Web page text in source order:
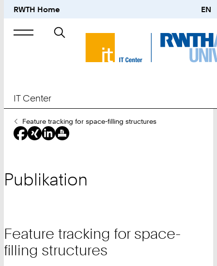
RWTH Home EN
Suche
nach
IT Center
Sie
sind
hier:
Feature tracking for space-filling structures
Publikation
Feature tracking for space-
filling structures